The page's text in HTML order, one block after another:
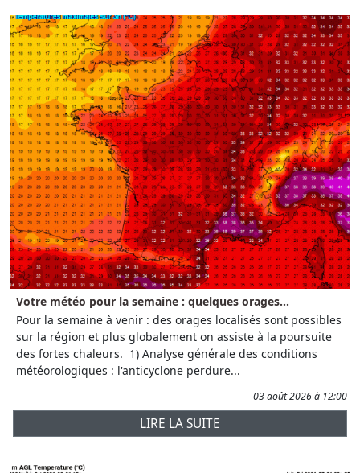
Votre météo pour la semaine : quelques orages...
Pour la semaine à venir : des orages localisés sont possibles
sur la région et plus globalement on assiste à la poursuite
des fortes chaleurs. 1) Analyse générale des conditions
météorologiques : l'anticyclone perdure...
03 août 2026 à 12:00
LIRE LA SUITE